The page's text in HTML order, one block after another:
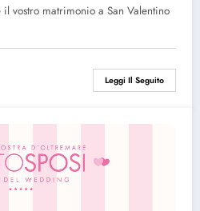
vostro matrimonio a San Valentino
Leggi Il Seguito